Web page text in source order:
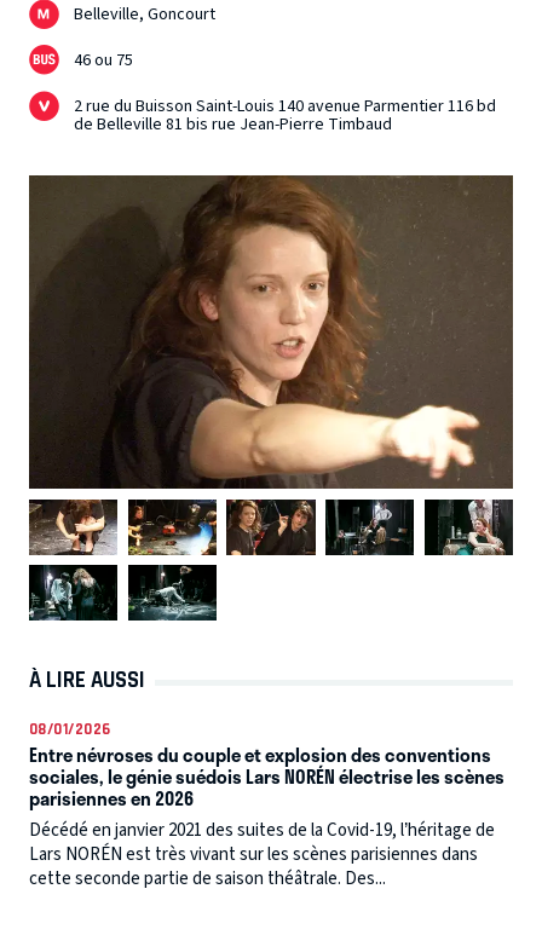
Belleville, Goncourt
46 ou 75
2 rue du Buisson Saint-Louis 140 avenue Parmentier 116 bd
de Belleville 81 bis rue Jean-Pierre Timbaud
À LIRE AUSSI
08/01/2026
Entre névroses du couple et explosion des conventions
sociales, le génie suédois Lars NORÉN électrise les scènes
parisiennes en 2026
Décédé en janvier 2021 des suites de la Covid-19, l’héritage de
Lars NORÉN est très vivant sur les scènes parisiennes dans
cette seconde partie de saison théâtrale. Des...